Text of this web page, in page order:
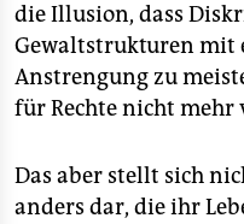
die Illusion, dass
Gewaltstrukturen mit
Anstrengung zu
für Rechte nicht mehr
Das aber stellt sich
anders dar, die ihr